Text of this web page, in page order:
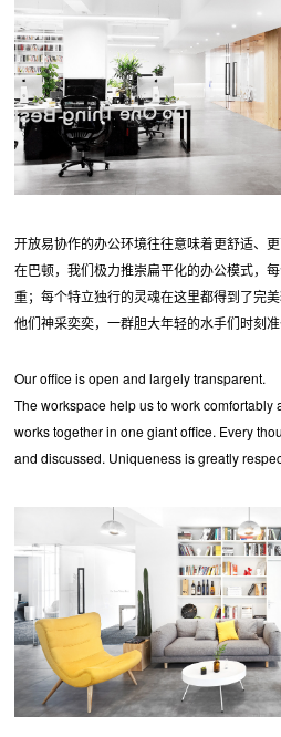
开放易协作的办公环境往往意味着更舒适、更
在巴顿，我们极力推崇扁平化的办公模式，
重；每个特立独行的灵魂在这里都得到了完美
他们神采奕奕，一群胆大年轻的水手们时刻准
Our office is open and largely transparent.
The workspace help us to work comfortably
works together in one giant office. Every
and discussed. Uniqueness is greatly